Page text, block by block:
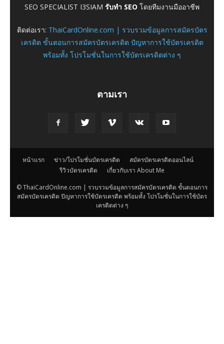
SEO SPECIALIST I3SIAM รับทำ SEO โดยทีมงานมืออาชีพ
ติดต่อเรา: ThaiCardOnline.com | รวบรวมข้อมูลการสมัครบัตร
เครดิต ขั้นตอนการสมัครบัตรเครดิต ปัญหาการใช้บัตรเครดิต
พร้อมทั้ง โปรโมชั่นในการใช้บัตรเครดิตต่าง ๆ
ตามเรา
หน้าแรก ข่าว/โปรโมชั่นบัตรเครดิต
สมัครบัตรเครดิตออนไลน์
รีวิวบัตรเครดิต
เกี่ยวกับเรา About Me
© ThaiCardOnline.com | รวบรวมข้อมูลการสมัครบัตรเครดิต ขั้นตอนการ
สมัครบัตรเครดิต ปัญหาการใช้บัตรเครดิต พร้อมทั้ง โปรโมชั่นในการใช้บัตร
เครดิตต่าง ๆ